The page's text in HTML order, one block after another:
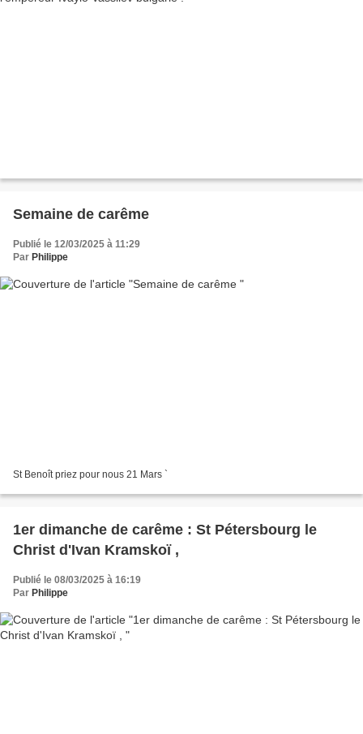
Semaine de carême
Publié le 12/03/2025 à 11:29
Par Philippe
St Benoît priez pour nous 21 Mars `
1er dimanche de carême : St Pétersbourg le
Christ d'Ivan Kramskoï ,
Publié le 08/03/2025 à 16:19
Par Philippe